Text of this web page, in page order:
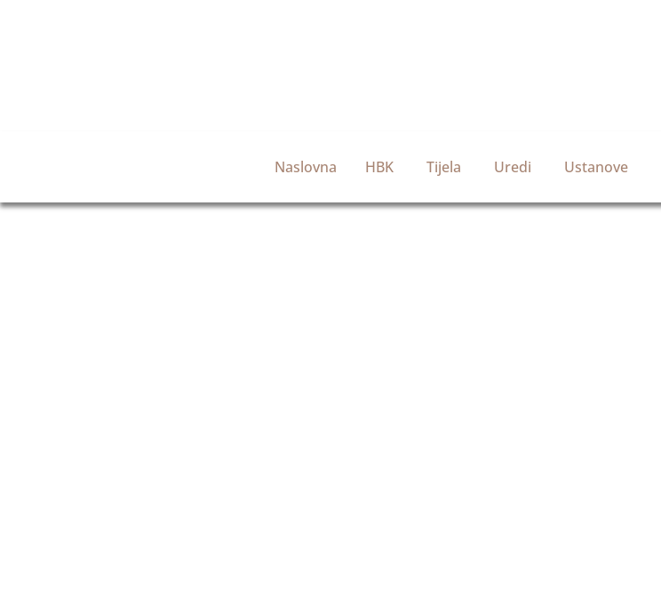
Naslovna HBK Tijela Uredi Ustanove